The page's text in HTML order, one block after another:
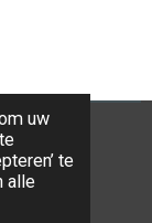
uw
te
alle